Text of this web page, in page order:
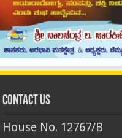
Contact Us
House No. 12767/B